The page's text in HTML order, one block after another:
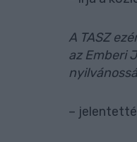
A TASZ
az Emberi
–